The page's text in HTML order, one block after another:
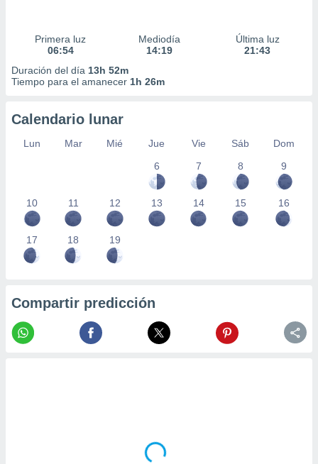
Primera luz
06:54
Mediodía
14:19
Última luz
21:43
Duración del día 13h 52m
Tiempo para el amanecer 1h 26m
Calendario lunar
Lun Mar Mié Jue Vie Sáb
Dom
6
7 8 9
10 11 12 13 14 15 16
17 18 19
Compartir predicción